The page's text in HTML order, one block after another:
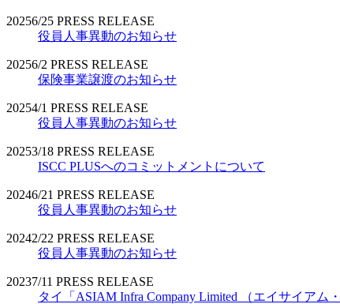
20256/25 PRESS RELEASE
役員人事異動のお知らせ
20256/2 PRESS RELEASE
保険事業譲渡のお知らせ
20254/1 PRESS RELEASE
役員人事異動のお知らせ
20253/18 PRESS RELEASE
ISCC PLUSへのコミットメントについて
20246/21 PRESS RELEASE
役員人事異動のお知らせ
20242/22 PRESS RELEASE
役員人事異動のお知らせ
20237/11 PRESS RELEASE
タイ「ASIAM Infra Company Limited （エイサイア